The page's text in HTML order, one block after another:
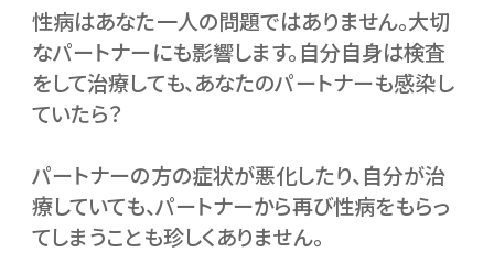
性病はあなた一人の問題ではありません。大切
なパートナーにも影響します。自分自身は検査
をして治療しても、あなたのパートナーも感染し
ていたら？
パートナーの方の症状が悪化したり、自分が治
療していても、パートナーから再び性病をもらっ
てしまうことも珍しくありません。